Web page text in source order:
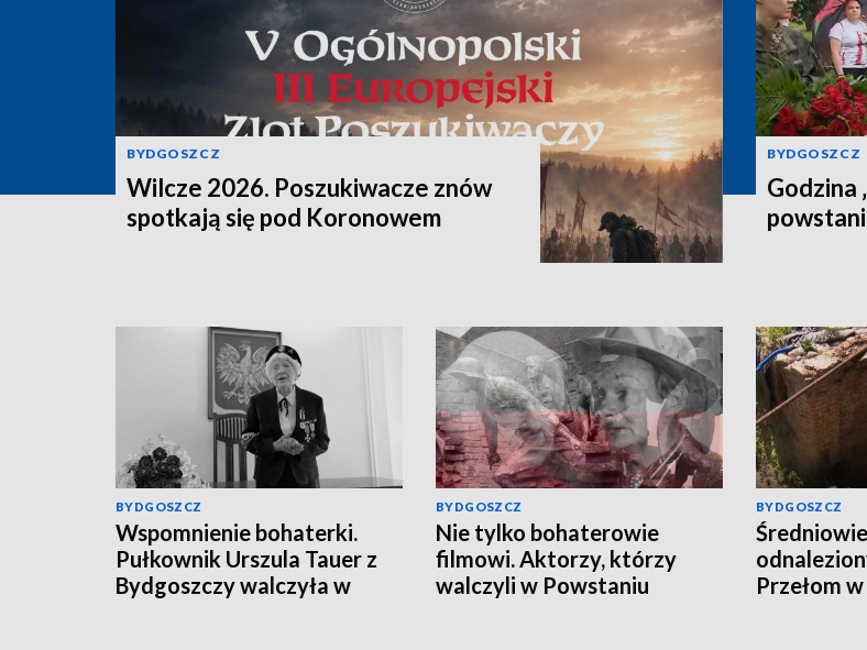
BYDGOSZCZ
Wilcze 2026. Poszukiwacze znów
spotkają się pod Koronowem
BYDGOSZCZ
Godzina
BYDGOSZCZ
Wspomnienie bohaterki.
Pułkownik Urszula Tauer z
Bydgoszczy walczyła w
BYDGOSZCZ
Nie tylko bohaterowie
filmowi. Aktorzy, którzy
walczyli w Powstaniu
BYDGOSZCZ
Przełom